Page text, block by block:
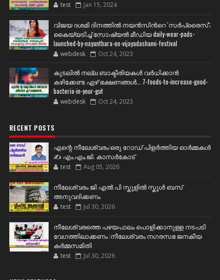
test Jan 15, 2024
വിജയ ദശമി ദിനത്തില്‍ നയന്‍സിന്‍റെ 'സര്‍പ്രൈസ്';
കൈയ്യടിച്ച് സോഷ്യല്‍ മീഡിയ daily-wear-pads-
launched-by-nayanthara-on-vijayadashami-festival
webdesk Oct 24, 2023
കുടലിൽ നല്ല ബാക്ടീരിയകൾ വര്‍ധിക്കാന്‍
കഴിക്കേണ്ട ഏഴ് ഭക്ഷണങ്ങള്‍... 7-foods-to-increase-good-
bacteria-in-your-gut
webdesk Oct 24, 2023
RECENT POSTS
എന്റെ നീലേശ്വരം:ഒരു റോഡ് പിളർത്തിയ ഓർമ്മകൾ
✍️ എം.എം.ജി. കാസർകോട്
test Aug 05, 2026
നീലേശ്വരം ജി എൽ പി സ്കൂളിൽ സ്കൂൾ ബസ്
അനുവദിക്കണം
test Jul 30, 2026
നീലേശ്വരത്തെ പഴയപാലം പൊളിക്കാനുള്ള നടപടി
വേഗത്തിലാക്കണം :നീലേശ്വരം നഗരസഭ ജനകീയ
കർമ്മസമിതി
test Jul 30, 2026